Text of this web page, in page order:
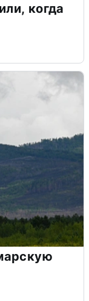
когда